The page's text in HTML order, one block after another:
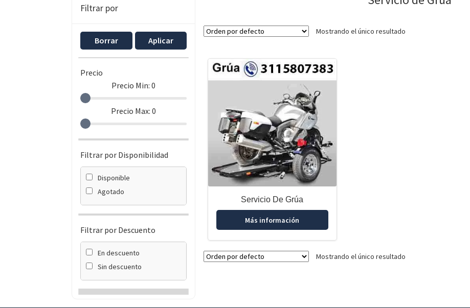
Filtrar por
Borrar Aplicar
Precio
Precio Min:0
Precio Max:0
Filtrar por Disponibilidad
Disponible
Agotado
Filtrar por Descuento
En descuento
Sin descuento
Mostrando el único resultado
Servicio De Grúa
Más información
Mostrando el único resultado